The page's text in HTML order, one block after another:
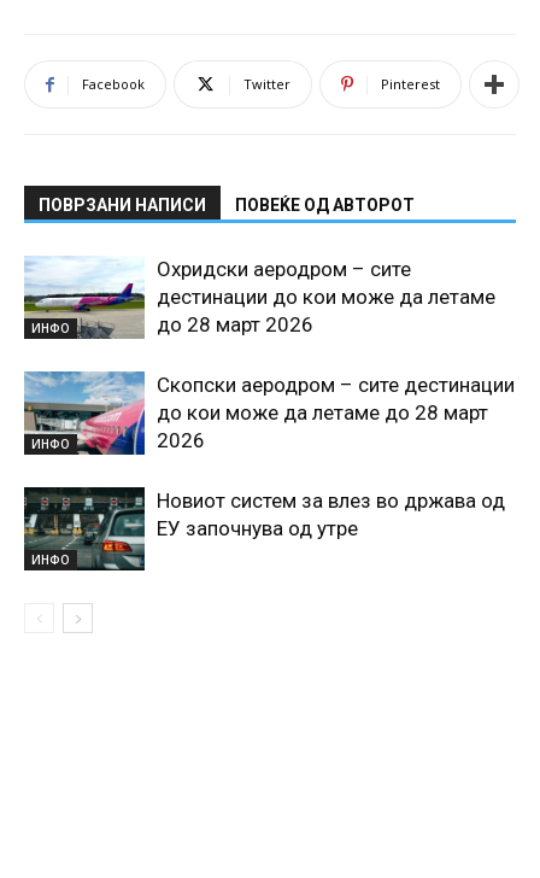
Facebook Twitter Pinterest
ПОВРЗАНИ НАПИСИ ПОВЕЌЕ ОД АВТОРОТ
ИНФО
Охридски аеродром – сите
дестинации до кои може да летаме
до 28 март 2026
ИНФО
Скопски аеродром – сите дестинации
до кои може да летаме до 28 март
2026
ИНФО
Новиот систем за влез во држава од
ЕУ започнува од утре